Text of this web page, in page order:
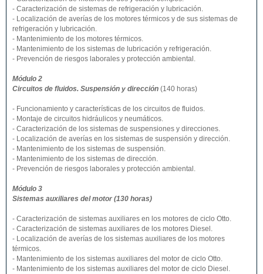
- Caracterización de sistemas de refrigeración y lubricación.
- Localización de averías de los motores térmicos y de sus sistemas de
refrigeración y lubricación.
- Mantenimiento de los motores térmicos.
- Mantenimiento de los sistemas de lubricación y refrigeración.
- Prevención de riesgos laborales y protección ambiental.
Módulo 2
Circuitos de fluidos. Suspensión y dirección (140 horas)
- Funcionamiento y características de los circuitos de fluidos.
- Montaje de circuitos hidráulicos y neumáticos.
- Caracterización de los sistemas de suspensiones y direcciones.
- Localización de averías en los sistemas de suspensión y dirección.
- Mantenimiento de los sistemas de suspensión.
- Mantenimiento de los sistemas de dirección.
- Prevención de riesgos laborales y protección ambiental.
Módulo 3
Sistemas auxiliares del motor (130 horas)
- Caracterización de sistemas auxiliares en los motores de ciclo Otto.
- Caracterización de sistemas auxiliares de los motores Diesel.
- Localización de averías de los sistemas auxiliares de los motores
térmicos.
- Mantenimiento de los sistemas auxiliares del motor de ciclo Otto.
- Mantenimiento de los sistemas auxiliares del motor de ciclo Diesel.